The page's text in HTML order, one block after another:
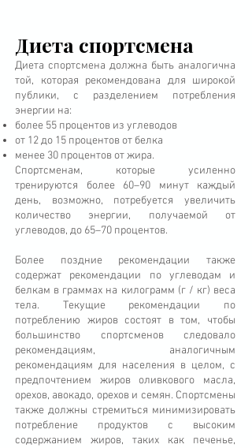
Диета спортсмена
Диета спортсмена должна быть аналогична
той, которая рекомендована для широкой
публики, с разделением потребления
энергии на:
более 55 процентов из углеводов
от 12 до 15 процентов от белка
менее 30 процентов от жира.
Спортсменам, которые усиленно
тренируются более 60–90 минут каждый
день, возможно, потребуется увеличить
количество энергии, получаемой от
углеводов, до 65–70 процентов.
Более поздние рекомендации также
содержат рекомендации по углеводам и
белкам в граммах на килограмм (г / кг) веса
тела. Текущие рекомендации по
потреблению жиров состоят в том, чтобы
большинство спортсменов следовало
рекомендациям, аналогичным
рекомендациям для населения в целом, с
предпочтением жиров оливкового масла,
орехов, авокадо, орехов и семян. Спортсмены
также должны стремиться минимизировать
потребление продуктов с высоким
содержанием жиров, таких как печенье,